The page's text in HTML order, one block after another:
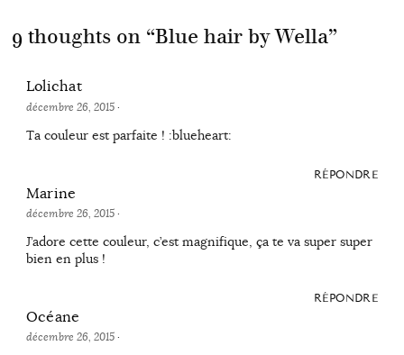
9 thoughts on “Blue hair by Wella”
Lolichat
décembre 26, 2015·
Ta couleur est parfaite ! :blueheart:
RÉPONDRE
Marine
décembre 26, 2015·
J’adore cette couleur, c’est magnifique, ça te va super super
bien en plus !
RÉPONDRE
Océane
décembre 26, 2015·